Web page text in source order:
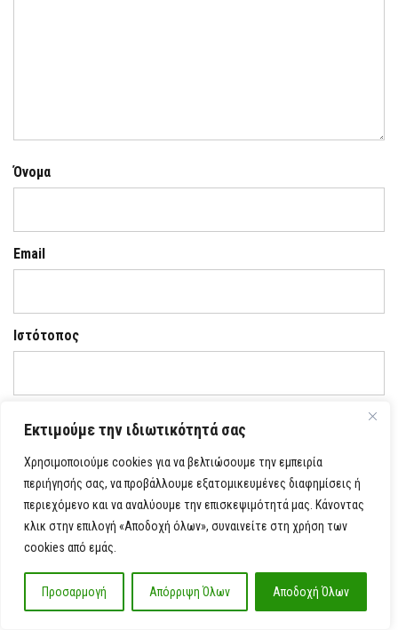
Εκτιμούμε την ιδιωτικότητά σας
Χρησιμοποιούμε cookies για να βελτιώσουμε την εμπειρία
περιήγησής σας, να προβάλλουμε εξατομικευμένες διαφημίσεις ή
περιεχόμενο και να αναλύουμε την επισκεψιμότητά μας. Κάνοντας
κλικ στην επιλογή «Αποδοχή όλων», συναινείτε στη χρήση των
cookies από εμάς.
Προσαρμογή Απόρριψη Όλων Αποδοχή Όλων
Όνομα
Email
Ιστότοπος
Αποθήκευσε το όνομά μου, email, και τον ιστότοπο μου
σε αυτόν τον πλοηγό για την επόμενη φορά που θα
σχολιάσω.
Πρόσφατα άρθρα